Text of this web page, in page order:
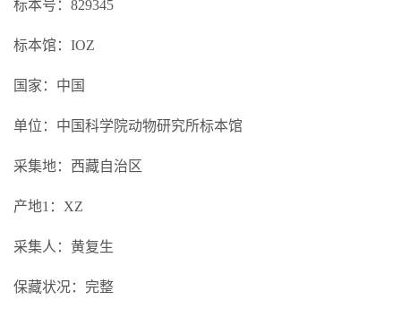
标本号：829345
标本馆：IOZ
国家：中国
单位：中国科学院动物研究所标本馆
采集地：西藏自治区
产地1：XZ
采集人：黄复生
保藏状况：完整